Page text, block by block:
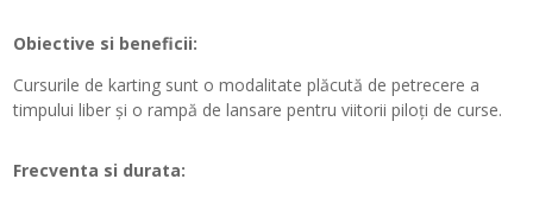
Obiective si beneficii:
Cursurile de karting sunt o modalitate plăcută de petrecere a
timpului liber și o rampă de lansare pentru viitorii piloți de curse.
Frecventa si durata: